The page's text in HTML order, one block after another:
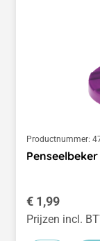
Productnummer:
Normale prijs:
€ 1,99
Prijzen incl.